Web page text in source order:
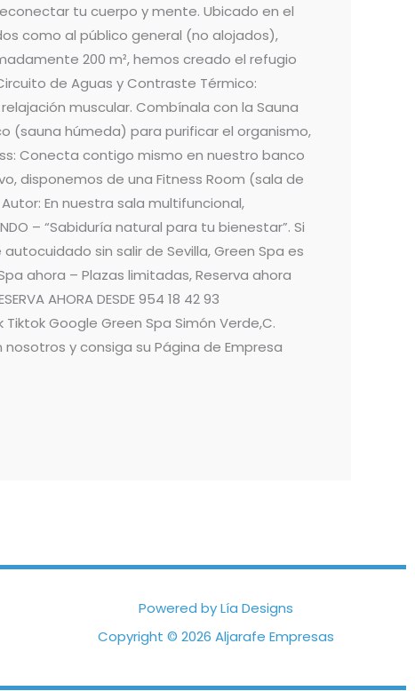
tu cuerpo y mente. Ubicado en el
como al público general (no alojados),
200 m², hemos creado el refugio
de Aguas y Contraste Térmico:
muscular. Combínala con la Sauna
(sauna húmeda) para purificar el organismo,
Conecta contigo mismo en nuestro banco
disponemos de una Fitness Room (sala de
En nuestra sala multifuncional,
– “Sabiduría natural para tu bienestar”. Si
sin salir de Sevilla, Green Spa es
ahora – Plazas limitadas, Reserva ahora
AHORA DESDE 954 18 42 93
Tiktok Google Green Spa Simón Verde,C.
y consiga su Página de Empresa
Powered by Lía Designs
Copyright © 2026 Aljarafe Empresas